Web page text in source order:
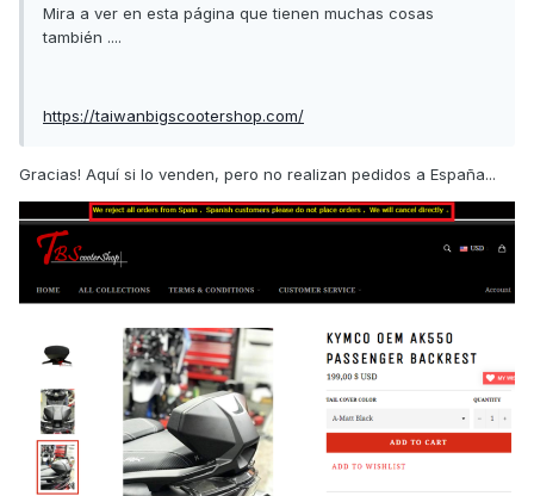
Mira a ver en esta página que tienen muchas cosas
también ....
https://taiwanbigscootershop.com/
Gracias! Aquí si lo venden, pero no realizan pedidos a España...